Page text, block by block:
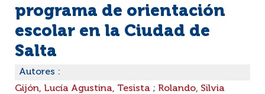
programa de orientación
escolar en la Ciudad de
Salta
Autores :
Gijón, Lucía Agustina, Tesista ; Rolando, Silvia